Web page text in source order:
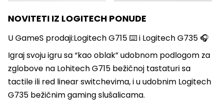
NOVITETI IZ LOGITECH PONUDE
U GameS prodaji:Logitech G715 ⌨️ i Logitech G735 🎧
Igraj svoju igru sa “kao oblak” udobnom podlogom za
zglobove na Lohitech G715 bežičnoj tastaturi sa
tactile ili red linear switchevima, i u udobnim Logitech
G735 bežičnim gaming slušalicama.